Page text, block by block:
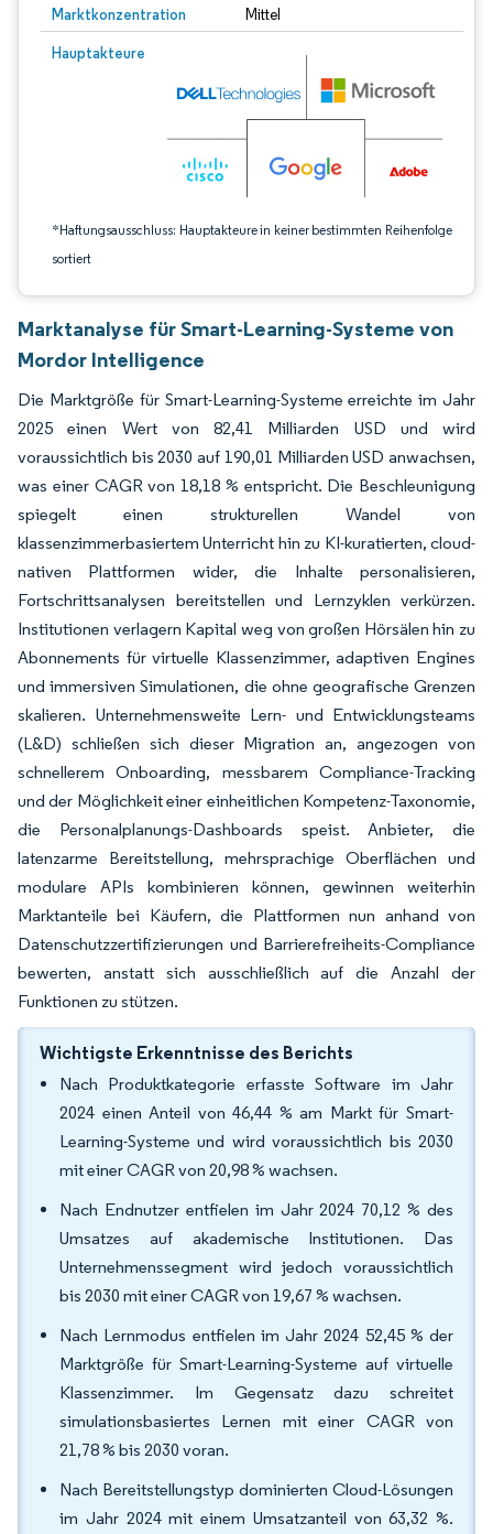
Marktkonzentration Mittel
Hauptakteure
*Haftungsausschluss: Hauptakteure in keiner bestimmten Reihenfolge
sortiert
Bild © Mordor Intelligence. Wiederverwendung erfordert Namensnennung
Marktanalyse für Smart-Learning-Systeme von
Mordor Intelligence
Die Marktgröße für Smart-Learning-Systeme erreichte im Jahr
2025 einen Wert von 82,41 Milliarden USD und wird
voraussichtlich bis 2030 auf 190,01 Milliarden USD anwachsen,
was einer CAGR von 18,18 % entspricht. Die Beschleunigung
spiegelt einen strukturellen Wandel von
klassenzimmerbasiertem Unterricht hin zu KI-kuratierten, cloud-
nativen Plattformen wider, die Inhalte personalisieren,
Fortschrittsanalysen bereitstellen und Lernzyklen verkürzen.
Institutionen verlagern Kapital weg von großen Hörsälen hin zu
Abonnements für virtuelle Klassenzimmer, adaptiven Engines
und immersiven Simulationen, die ohne geografische Grenzen
skalieren. Unternehmensweite Lern- und Entwicklungsteams
(L&D) schließen sich dieser Migration an, angezogen von
schnellerem Onboarding, messbarem Compliance-Tracking
und der Möglichkeit einer einheitlichen Kompetenz-Taxonomie,
die Personalplanungs-Dashboards speist. Anbieter, die
latenzarme Bereitstellung, mehrsprachige Oberflächen und
modulare APIs kombinieren können, gewinnen weiterhin
Marktanteile bei Käufern, die Plattformen nun anhand von
Datenschutzzertifizierungen und Barrierefreiheits-Compliance
bewerten, anstatt sich ausschließlich auf die Anzahl der
Funktionen zu stützen.
Wichtigste Erkenntnisse des Berichts
Nach Produktkategorie erfasste Software im Jahr
2024 einen Anteil von 46,44 % am Markt für Smart-
Learning-Systeme und wird voraussichtlich bis 2030
mit einer CAGR von 20,98 % wachsen.
Nach Endnutzer entfielen im Jahr 2024 70,12 % des
Umsatzes auf akademische Institutionen. Das
Unternehmenssegment wird jedoch voraussichtlich
bis 2030 mit einer CAGR von 19,67 % wachsen.
Nach Lernmodus entfielen im Jahr 2024 52,45 % der
Marktgröße für Smart-Learning-Systeme auf virtuelle
Klassenzimmer. Im Gegensatz dazu schreitet
simulationsbasiertes Lernen mit einer CAGR von
21,78 % bis 2030 voran.
Nach Bereitstellungstyp dominierten Cloud-Lösungen
im Jahr 2024 mit einem Umsatzanteil von 63,32 %.